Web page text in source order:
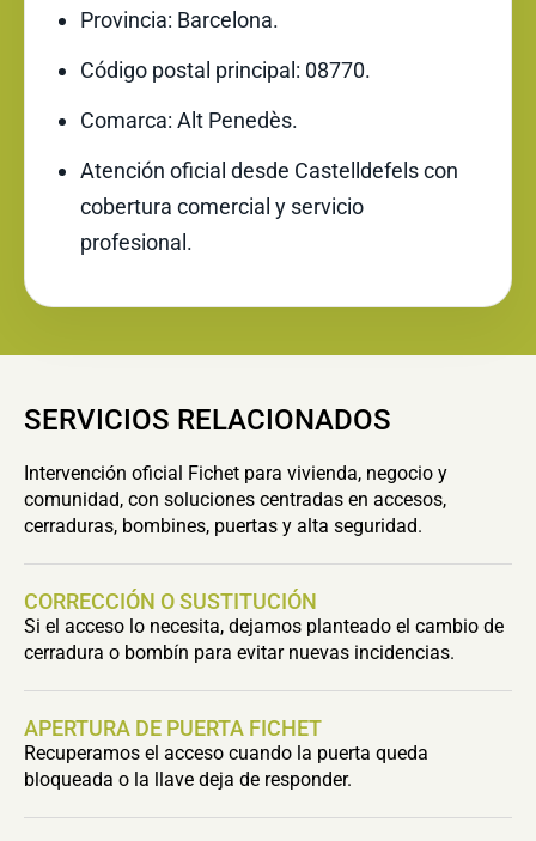
Provincia: Barcelona.
Código postal principal: 08770.
Comarca: Alt Penedès.
Atención oficial desde Castelldefels con
cobertura comercial y servicio
profesional.
SERVICIOS RELACIONADOS
Intervención oficial Fichet para vivienda, negocio y
comunidad, con soluciones centradas en accesos,
cerraduras, bombines, puertas y alta seguridad.
CORRECCIÓN O SUSTITUCIÓN
Si el acceso lo necesita, dejamos planteado el cambio de
cerradura o bombín para evitar nuevas incidencias.
APERTURA DE PUERTA FICHET
Recuperamos el acceso cuando la puerta queda
bloqueada o la llave deja de responder.